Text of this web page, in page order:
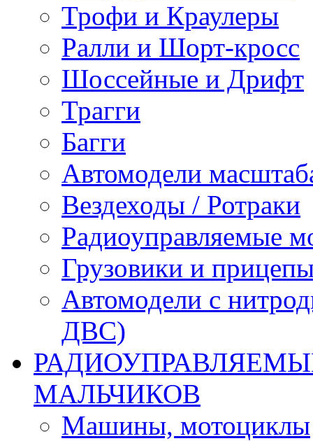
Трофи и Краулеры
Ралли и Шорт-кросс
Шоссейные и Дрифт
Трагги
Багги
Автомодели
Вездеходы / Ротраки
Радиоуправляемые
Грузовики и
Автомодели с
ДВС)
МАЛЬЧИКОВ
Машины, мотоциклы